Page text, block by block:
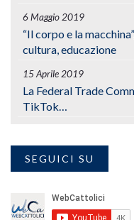
6 Maggio 2019
“Il corpo e la
cultura, educazione
15 Aprile 2019
La Federal Trade
TikTok…
SEGUICI SU